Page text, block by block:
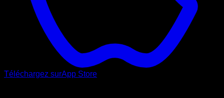
Téléchargez surApp Store